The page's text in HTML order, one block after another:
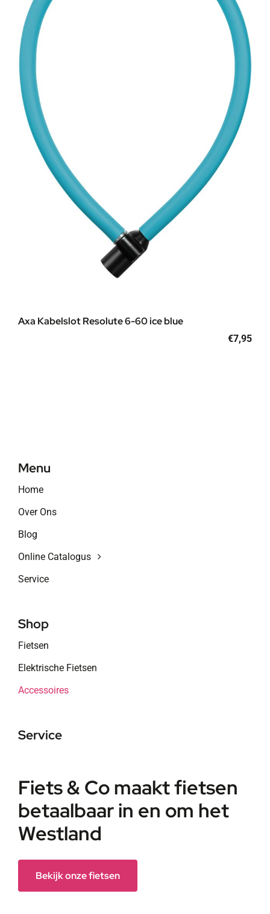
Axa Kabelslot Resolute 6-60 ice blue
€7,95
Menu
Home
Over Ons
Blog
Online Catalogus
Service
Shop
Fietsen
Elektrische Fietsen
Accessoires
Service
Fiets & Co maakt fietsen
betaalbaar in en om het
Westland
Bekijk onze fietsen